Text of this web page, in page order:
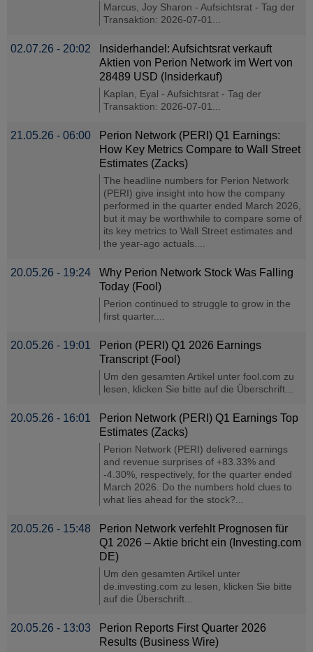
Marcus, Joy Sharon - Aufsichtsrat - Tag der
Transaktion: 2026-07-01...
02.07.26 - 20:02
Insiderhandel: Aufsichtsrat verkauft
Aktien von Perion Network im Wert von
28489 USD (Insiderkauf)
Kaplan, Eyal - Aufsichtsrat - Tag der
Transaktion: 2026-07-01...
21.05.26 - 06:00
Perion Network (PERI) Q1 Earnings:
How Key Metrics Compare to Wall Street
Estimates (Zacks)
The headline numbers for Perion Network
(PERI) give insight into how the company
performed in the quarter ended March 2026,
but it may be worthwhile to compare some of
its key metrics to Wall Street estimates and
the year-ago actuals....
20.05.26 - 19:24
Why Perion Network Stock Was Falling
Today (Fool)
Perion continued to struggle to grow in the
first quarter....
20.05.26 - 19:01
Perion (PERI) Q1 2026 Earnings
Transcript (Fool)
Um den gesamten Artikel unter fool.com zu
lesen, klicken Sie bitte auf die Überschrift...
20.05.26 - 16:01
Perion Network (PERI) Q1 Earnings Top
Estimates (Zacks)
Perion Network (PERI) delivered earnings
and revenue surprises of +83.33% and
-4.30%, respectively, for the quarter ended
March 2026. Do the numbers hold clues to
what lies ahead for the stock?...
20.05.26 - 15:48
Perion Network verfehlt Prognosen für
Q1 2026 – Aktie bricht ein (Investing.com
DE)
Um den gesamten Artikel unter
de.investing.com zu lesen, klicken Sie bitte
auf die Überschrift...
20.05.26 - 13:03
Perion Reports First Quarter 2026
Results (Business Wire)